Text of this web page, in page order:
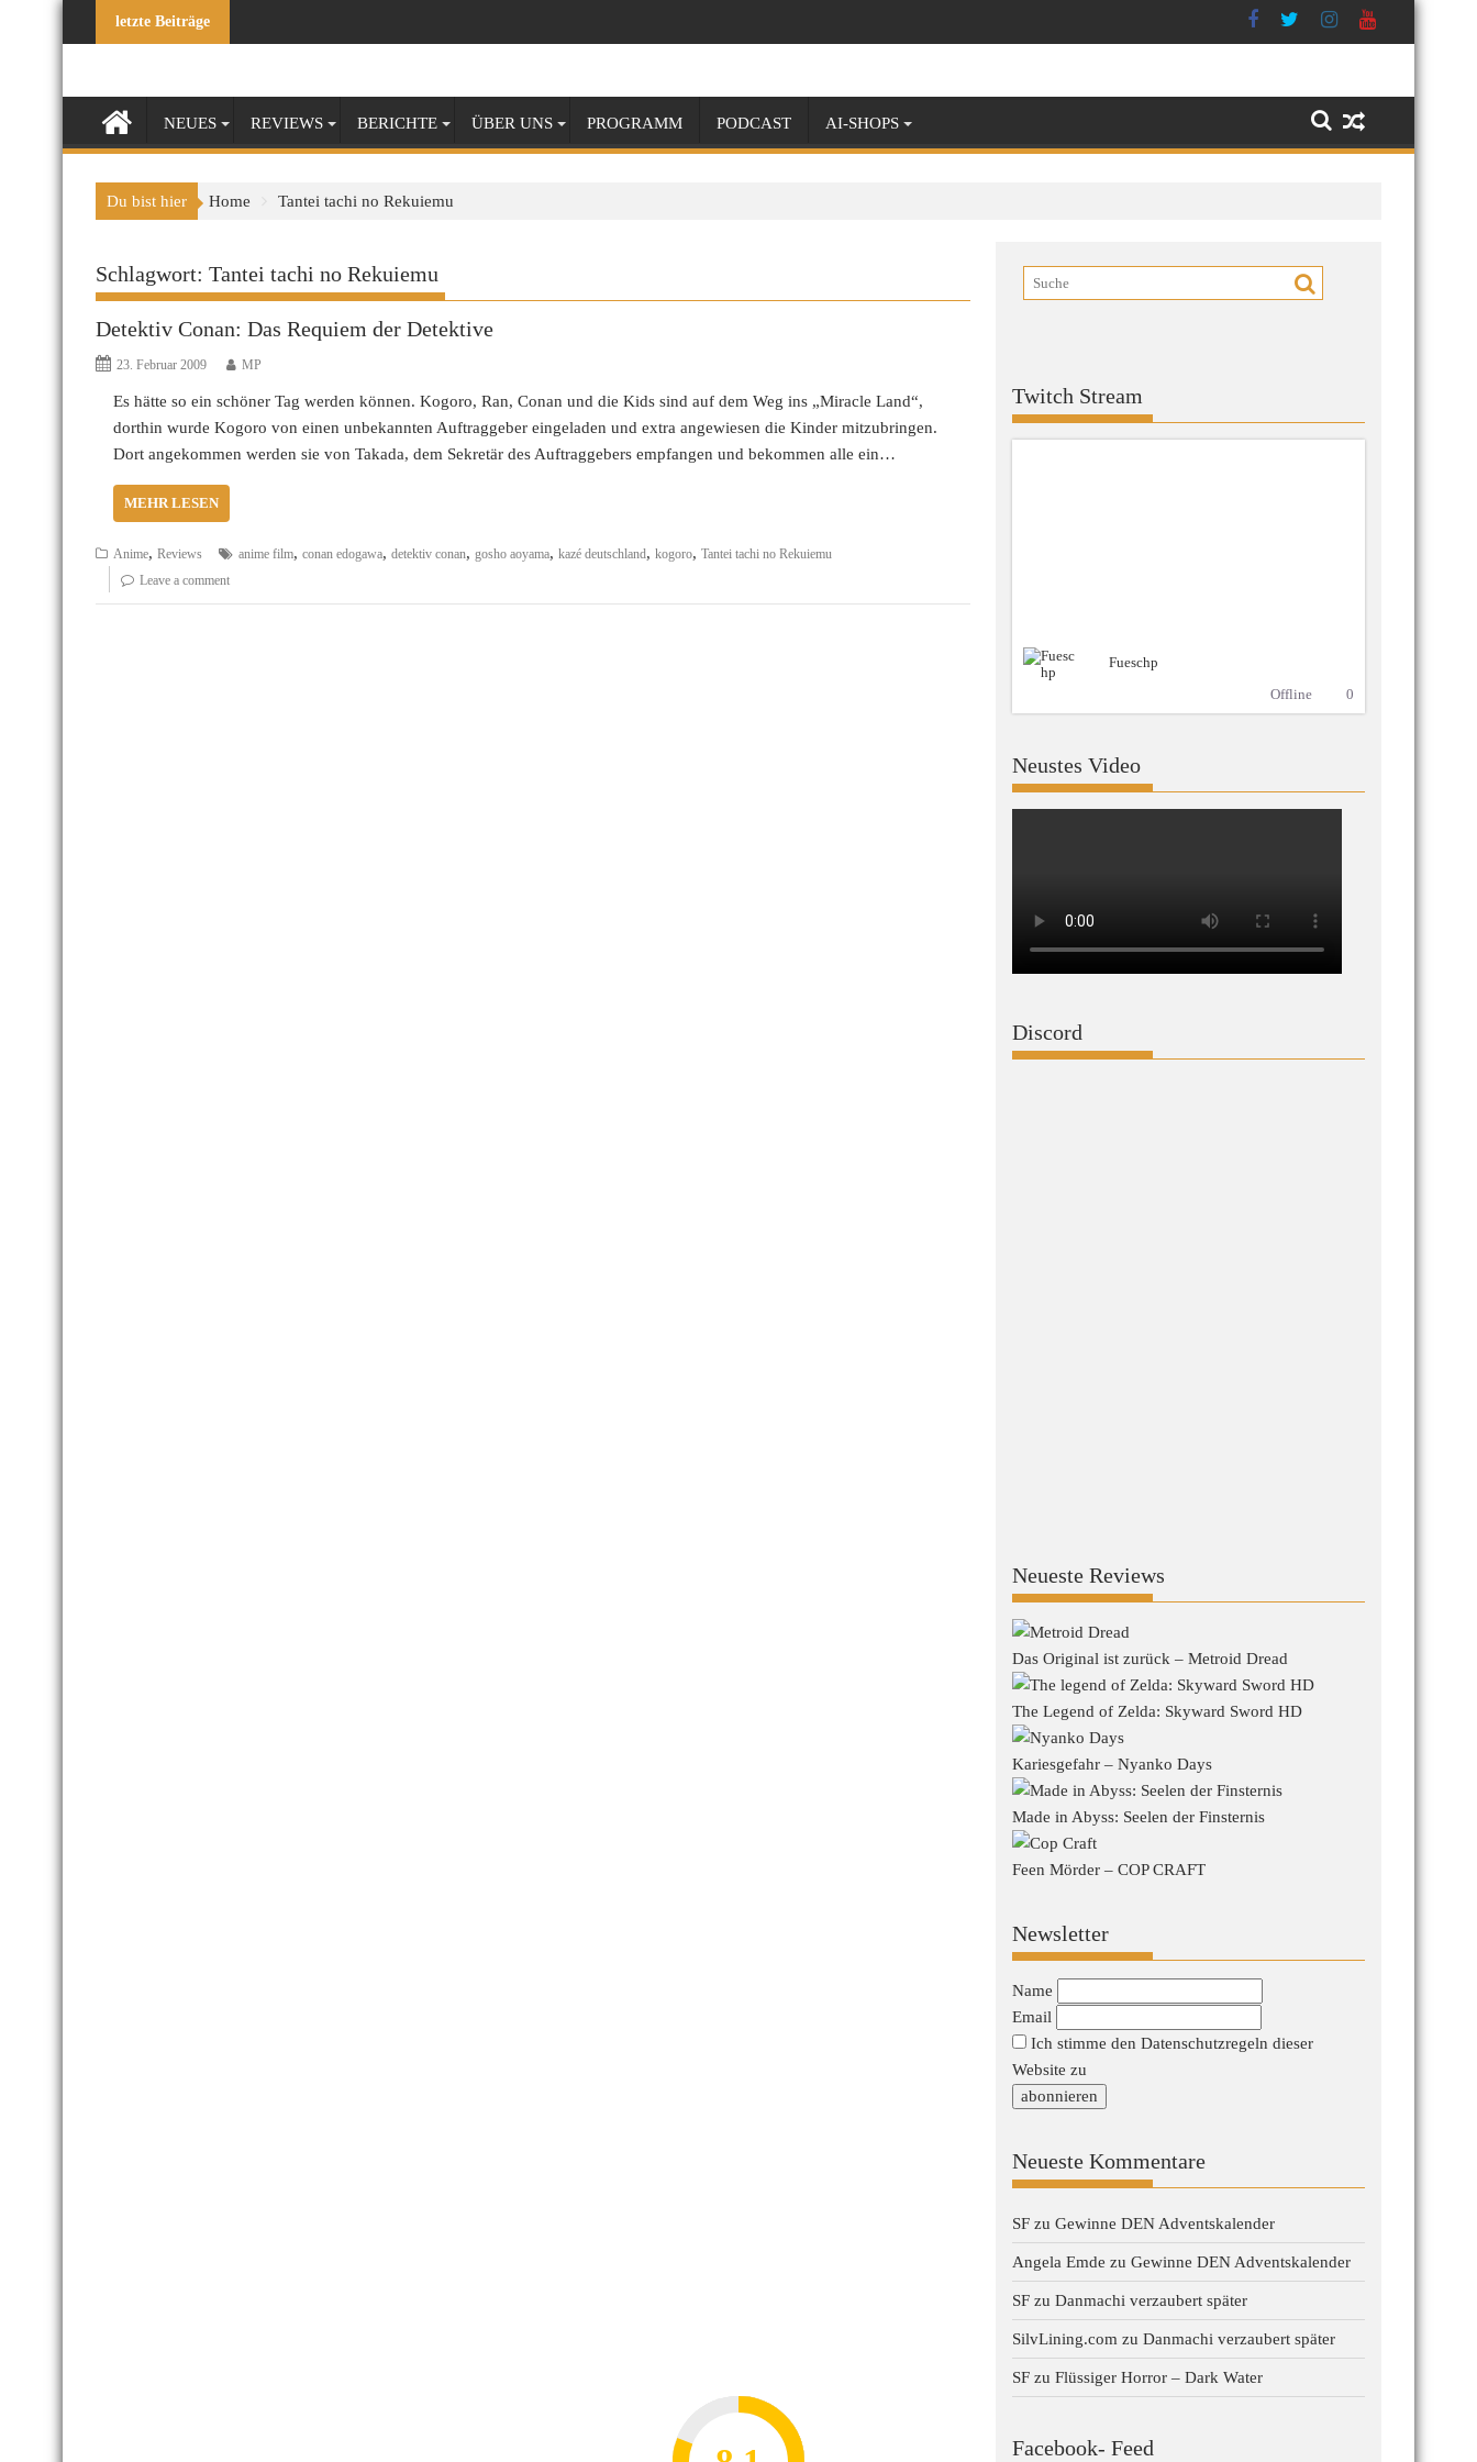
letzte Beiträge
NEUES REVIEWS BERICHTE ÜBER UNS PROGRAMM PODCAST AI-SHOPS
Du bist hier Home Tantei tachi no Rekuiemu
Schlagwort: Tantei tachi no Rekuiemu
Detektiv Conan: Das Requiem der Detektive
23. Februar 2009 MP
Es hätte so ein schöner Tag werden können. Kogoro, Ran, Conan und die Kids sind auf dem Weg ins „Miracle Land“,
dorthin wurde Kogoro von einen unbekannten Auftraggeber eingeladen und extra angewiesen die Kinder mitzubringen.
Dort angekommen werden sie von Takada, dem Sekretär des Auftraggebers empfangen und bekommen alle ein…
MEHR LESEN
Anime, Reviews anime film, conan edogawa, detektiv conan, gosho aoyama, kazé deutschland, kogoro, Tantei tachi no Rekuiemu
Leave a comment
Twitch Stream
Fueschp
Offline
0
Neustes Video
Discord
Neueste Reviews
Das Original ist zurück – Metroid Dread
The Legend of Zelda: Skyward Sword HD
Kariesgefahr – Nyanko Days
Made in Abyss: Seelen der Finsternis
Feen Mörder – COP CRAFT
Newsletter
Name
Email
Ich stimme den Datenschutzregeln dieser
Website zu
Neueste Kommentare
SF zu Gewinne DEN Adventskalender
Angela Emde zu Gewinne DEN Adventskalender
SF zu Danmachi verzaubert später
SilvLining.com zu Danmachi verzaubert später
SF zu Flüssiger Horror – Dark Water
Facebook- Feed